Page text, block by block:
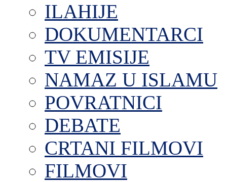
ILAHIJE
DOKUMENTARCI
TV EMISIJE
NAMAZ U ISLAMU
POVRATNICI
DEBATE
CRTANI FILMOVI
FILMOVI